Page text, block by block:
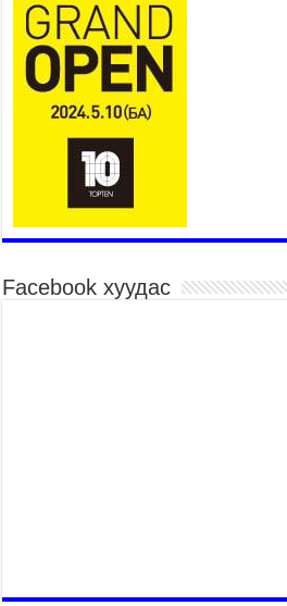
2026 оны 7 сар 15 / 11 цаг 03 минут
Төв цэнгэлдэхийн эргэн тойронд
2026 оны 7 сар 15 / 10 цаг 58 минут
Үндэсний их баяр наадмын шагайн харваа
насанд хүрэгчдийн багийн харваагаар
үргэлжилж байна
2026 оны 7 сар 15 / 10 цаг 52 минут
Үндэсний их баяр наадмын хүчит бөхийн
барилдаан эхэллээ
2026 оны 7 сар 15 / 10 цаг 46 минут
Үндэсний хувцасны өдрийг тохиолдуулан
“Дээлтэй монгол наадам” боллоо
Facebook хуудас